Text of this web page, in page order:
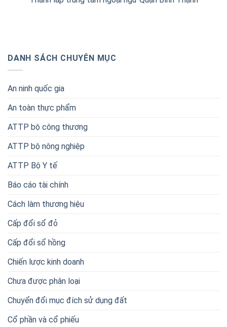
DANH SÁCH CHUYÊN MỤC
An ninh quốc gia
An toàn thực phẩm
ATTP bộ công thương
ATTP bộ nông nghiệp
ATTP Bộ Y tế
Báo cáo tài chính
Cách làm thương hiệu
Cấp đổi sổ đỏ
Cấp đổi sổ hồng
Chiến lược kinh doanh
Chưa được phân loại
Chuyển đổi mục đích sử dụng đất
Cổ phần và cổ phiếu